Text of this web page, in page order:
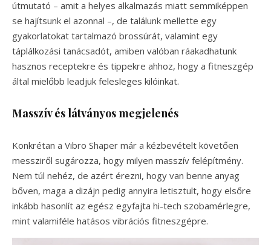
útmutató – amit a helyes alkalmazás miatt semmiképpen
se hajítsunk el azonnal –, de találunk mellette egy
gyakorlatokat tartalmazó brossúrát, valamint egy
táplálkozási tanácsadót, amiben valóban ráakadhatunk
hasznos receptekre és tippekre ahhoz, hogy a fitneszgép
által mielőbb leadjuk felesleges kilóinkat.
Masszív és látványos megjelenés
Konkrétan a Vibro Shaper már a kézbevételt követően
messziről sugározza, hogy milyen masszív felépítmény.
Nem túl nehéz, de azért érezni, hogy van benne anyag
bőven, maga a dizájn pedig annyira letisztult, hogy elsőre
inkább hasonlít az egész egyfajta hi-tech szobamérlegre,
mint valamiféle hatásos vibrációs fitneszgépre.